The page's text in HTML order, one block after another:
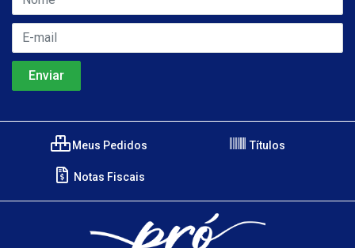
Meus Pedidos Títulos
Notas Fiscais